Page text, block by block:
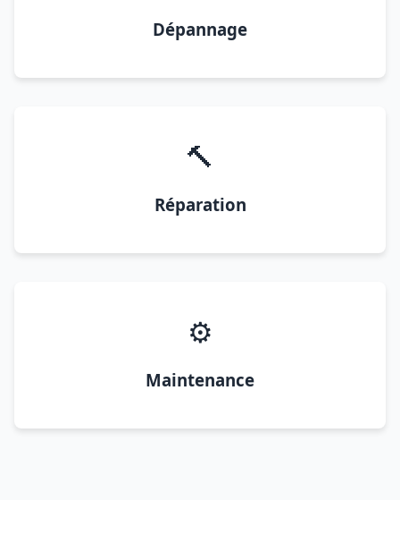
Dépannage
🔨
Réparation
⚙️
Maintenance